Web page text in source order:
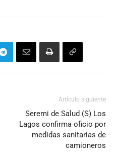
Artículo siguiente
Seremi de Salud (S) Los
Lagos confirma oficio por
medidas sanitarias de
camioneros